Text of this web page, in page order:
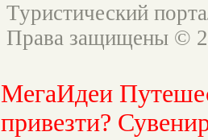
Туристический
Права защищены ©
МегаИдеи
привезти?